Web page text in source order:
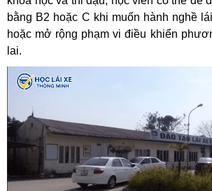
bằng B2 hoặc C khi muốn hành nghề
hoặc mở rộng phạm vi điều khiển
lai.